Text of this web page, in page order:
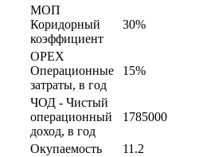
МОП
Коридорный
коэффициент
30%
OPEX
Операционные
затраты, в год
15%
ЧОД - Чистый
операционный
доход, в год
1785000
Окупаемость
11.2